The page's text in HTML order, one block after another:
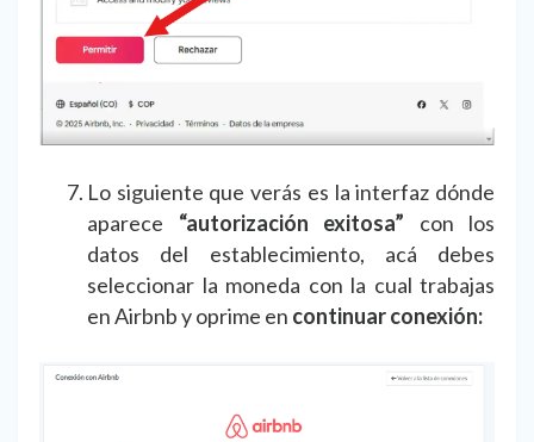
Lo siguiente que verás es la interfaz dónde
aparece “autorización exitosa” con los
datos del establecimiento, acá debes
seleccionar la moneda con la cual trabajas
en Airbnb y oprime en continuar conexión: